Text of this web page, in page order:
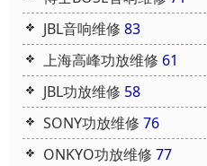
JBL音响维修 83
上海高峰功放维修 61
JBL功放维修 58
SONY功放维修 76
ONKYO功放维修 77